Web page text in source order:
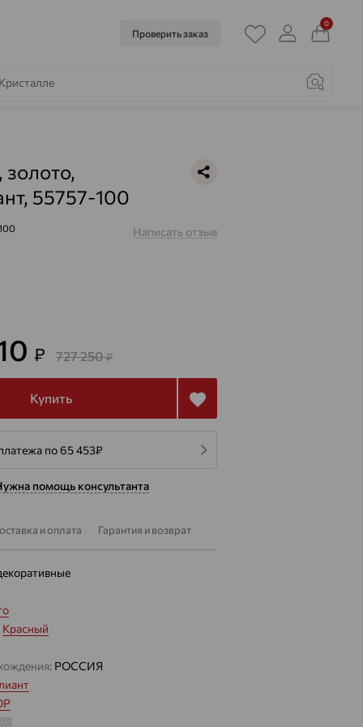
Проверить заказ
0
золото,
55757-100
Написать отзыв
₽ 727 250₽
Купить
по 65 453₽
помощь консультанта
и оплата Гарантия и возврат
Красный
РОССИЯ